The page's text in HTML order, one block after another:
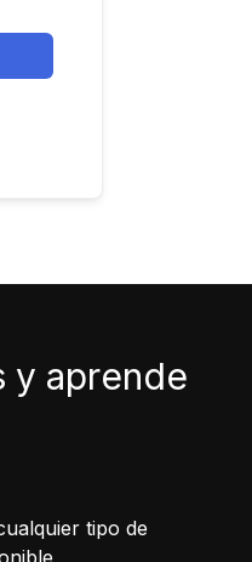
y aprende
tipo de